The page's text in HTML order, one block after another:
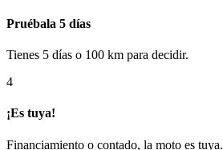
Pruébala 5 días
Tienes 5 días o 100 km para decidir.
4
¡Es tuya!
Financiamiento o contado, la moto es tuya.